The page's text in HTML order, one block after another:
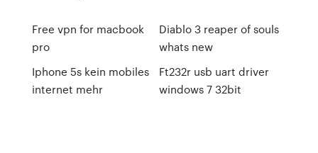
Free vpn for macbook
pro
Iphone 5s kein mobiles
internet mehr
Diablo 3 reaper of souls
whats new
Ft232r usb uart driver
windows 7 32bit